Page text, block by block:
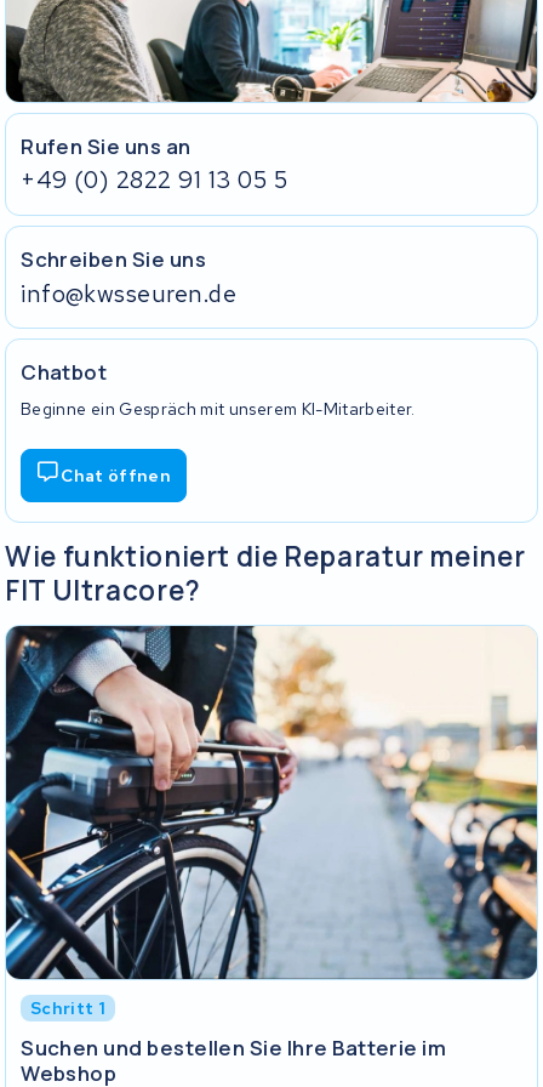
Rufen Sie uns an
+49 (0) 2822 91 13 05 5
Schreiben Sie uns
info@kwsseuren.de
Chatbot
Beginne ein Gespräch mit unserem KI-Mitarbeiter.
Chat öffnen
Wie funktioniert die Reparatur meiner
FIT Ultracore?
Schritt 1
Suchen und bestellen Sie Ihre Batterie im
Webshop